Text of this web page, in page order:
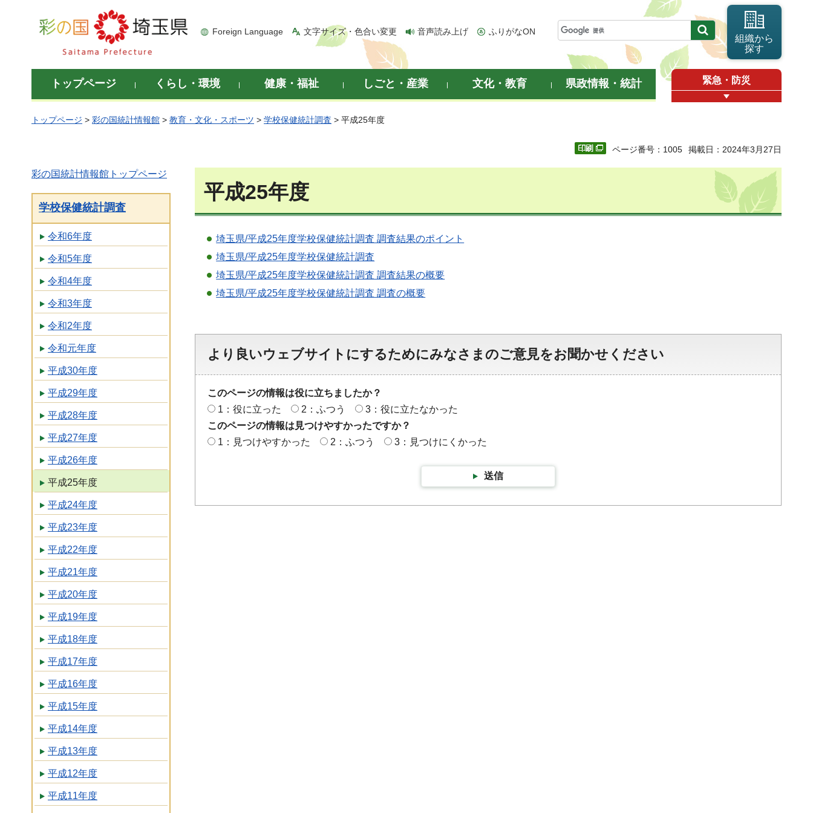
彩の国 埼玉県
Foreign Language 文字サイズ・色合い変更 音声読み上げ ふりがなON
組織から
探す
トップページ くらし・環境 健康・福祉 しごと・産業 文化・教育 県政情報・統計 緊急・防災
トップページ > 彩の国統計情報館 > 教育・文化・スポーツ > 学校保健統計調査 > 平成25年度
ページ番号：1005 掲載日：2024年3月27日
彩の国統計情報館トップページ
学校保健統計調査
令和6年度
令和5年度
令和4年度
令和3年度
令和2年度
令和元年度
平成30年度
平成29年度
平成28年度
平成27年度
平成26年度
平成25年度
平成24年度
平成23年度
平成22年度
平成21年度
平成20年度
平成19年度
平成18年度
平成17年度
平成16年度
平成15年度
平成14年度
平成13年度
平成12年度
平成11年度
平成25年度
埼玉県/平成25年度学校保健統計調査 調査結果のポイント
埼玉県/平成25年度学校保健統計調査
埼玉県/平成25年度学校保健統計調査 調査結果の概要
埼玉県/平成25年度学校保健統計調査 調査の概要
より良いウェブサイトにするためにみなさまのご意見をお聞かせください
このページの情報は役に立ちましたか？
1：役に立った
2：ふつう
3：役に立たなかった
このページの情報は見つけやすかったですか？
1：見つけやすかった
2：ふつう 3：見つけにくかった
送信